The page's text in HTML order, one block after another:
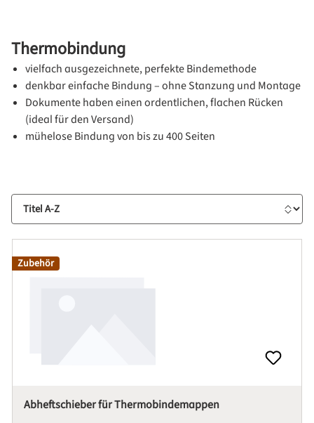
Thermobindung
vielfach ausgezeichnete, perfekte Bindemethode
denkbar einfache Bindung – ohne Stanzung und Montage
Dokumente haben einen ordentlichen, flachen Rücken
(ideal für den Versand)
mühelose Bindung von bis zu 400 Seiten
Sortierung
Zubehör
Abheftschieber für Thermobindemappen